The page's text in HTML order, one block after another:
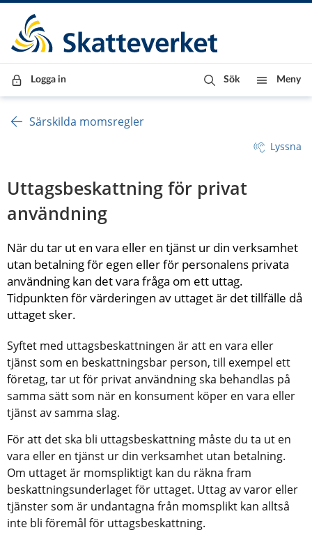
Till innehåll
Till navigationen
Till chattrobot
Logga in Sök Meny
Särskilda momsregler
Lyssna
Uttagsbeskattning för privat
användning
När du tar ut en vara eller en tjänst ur din verksamhet
utan betalning för egen eller för personalens privata
användning kan det vara fråga om ett uttag.
Tidpunkten för värderingen av uttaget är det tillfälle då
uttaget sker.
Syftet med uttagsbeskattningen är att en vara eller
tjänst som en beskattningsbar person, till exempel ett
företag, tar ut för privat användning ska behandlas på
samma sätt som när en konsument köper en vara eller
tjänst av samma slag.
För att det ska bli uttagsbeskattning måste du ta ut en
vara eller en tjänst ur din verksamhet utan betalning.
Om uttaget är momspliktigt kan du räkna fram
beskattningsunderlaget för uttaget. Uttag av varor eller
tjänster som är undantagna från momsplikt kan alltså
inte bli föremål för uttagsbeskattning.